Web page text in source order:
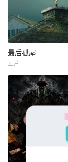
最后孤屋
瓦格纳·马拉
西德·爱德华兹
一个普通的一家四
口突遭诡异变故，
被困在自家房屋中
超过 1000 天无法
出门。在资源消耗
殆尽与未知神秘威
最后孤屋
正片